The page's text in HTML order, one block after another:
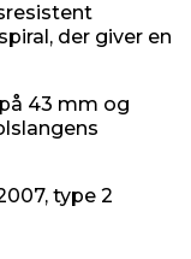
der giver en
43 mm og
type 2